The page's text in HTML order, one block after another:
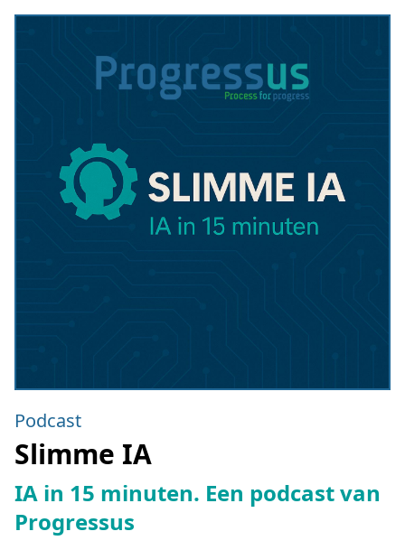
Podcast
Slimme IA
IA in 15 minuten. Een podcast van
Progressus